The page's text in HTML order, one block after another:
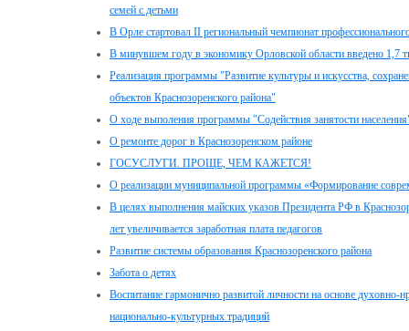
семей с детьми
В Орле стартовал II региональный чемпионат
В минувшем году в экономику Орловской области введено 1,7
Реализация программы "Развитие культуры и искусства,
объектов Краснозоренского района"
О ходе выполения программы "Содействия занятости
О ремонте дорог в Краснозоренском районе
ГОСУСЛУГИ. ПРОЩЕ, ЧЕМ КАЖЕТСЯ!
О реализации муниципальной программы «Формирование
В целях выполнения майских указов Президента РФ в
лет увеличивается заработная плата педагогов
Развитие системы образования Краснозоренского района
Забота о детях
Воспитание гармонично развитой личности на основе духовно-
национально-культурных традиций